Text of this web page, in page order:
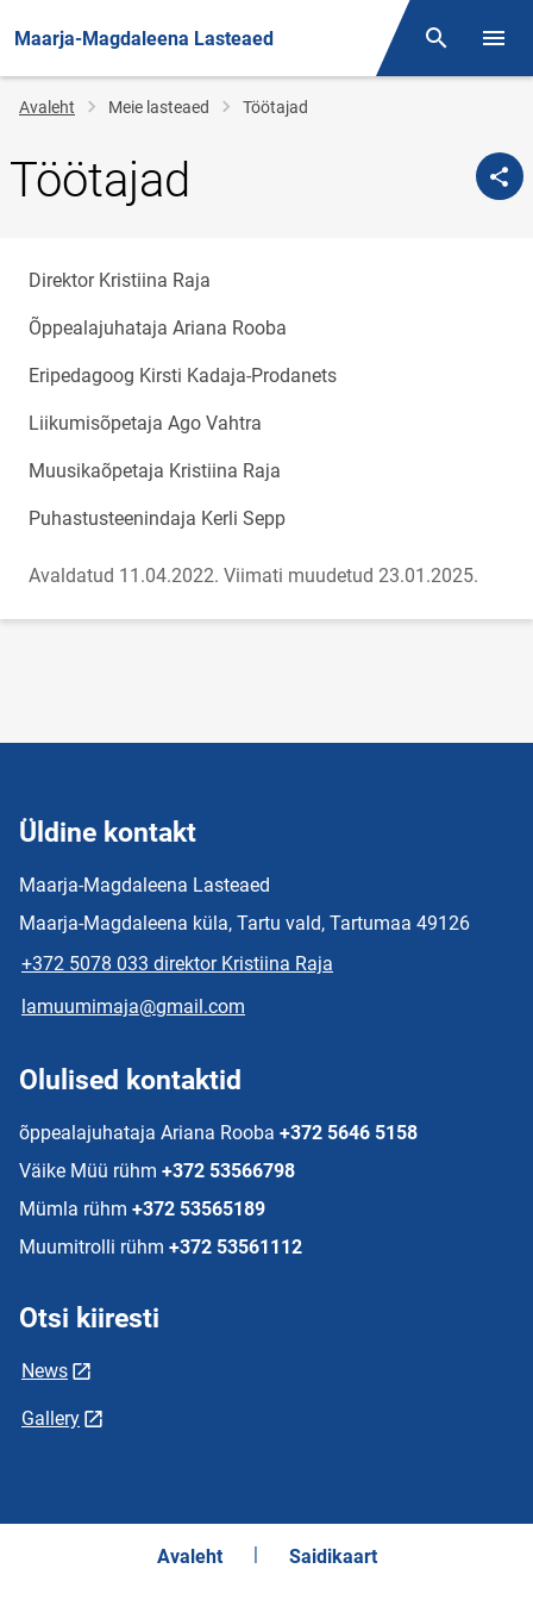
Maarja-Magdaleena Lasteaed Otsing
Jälglink
Avaleht Meie lasteaed Töötajad
Töötajad
Direktor Kristiina Raja
Õppealajuhataja Ariana Rooba
Eripedagoog Kirsti Kadaja-Prodanets
Liikumisõpetaja Ago Vahtra
Muusikaõpetaja Kristiina Raja
Puhastusteenindaja Kerli Sepp
Avaldatud 11.04.2022. Viimati muudetud 23.01.2025.
Üldine kontakt
Maarja-Magdaleena Lasteaed
Maarja-Magdaleena küla, Tartu vald, Tartumaa 49126
+372 5078 033 direktor Kristiina Raja
lamuumimaja@gmail.com
Olulised kontaktid
õppealajuhataja Ariana Rooba +372 5646 5158
Väike Müü rühm +372 53566798
Mümla rühm +372 53565189
Muumitrolli rühm +372 53561112
Otsi kiiresti
News
Gallery
Avaleht Saidikaart